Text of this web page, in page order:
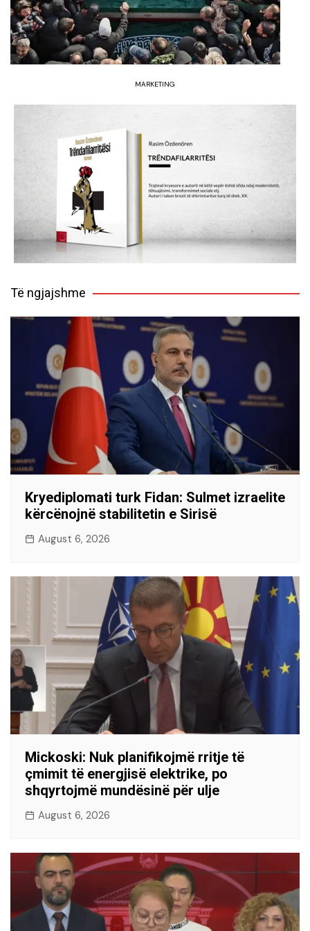
MARKETING
Të ngjajshme
Kryediplomati turk Fidan: Sulmet izraelite
kërcënojnë stabilitetin e Sirisë
August 6, 2026
Mickoski: Nuk planifikojmë rritje të
çmimit të energjisë elektrike, po
shqyrtojmë mundësinë për ulje
August 6, 2026